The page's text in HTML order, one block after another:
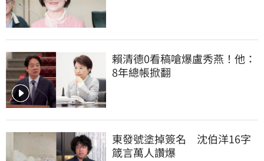
賴清德0看稿嗆爆盧秀燕！他：
8年總帳掀翻
東發號塗掉簽名　沈伯洋16字
箴言萬人讚爆